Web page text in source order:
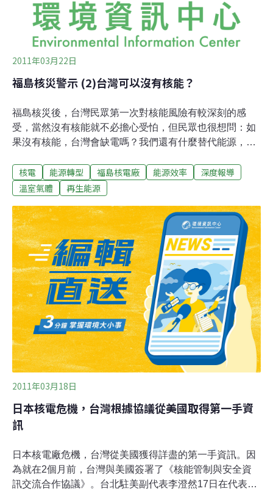
2011年03月22日
福島核災警示 (2)台灣可以沒有核能？
福島核災後，台灣民眾第一次對核能風險有較深刻的感
受，當然沒有核能就不必擔心受怕，但民眾也很想問：如
果沒有核能，台灣會缺電嗎？我們還有什麼替代能源，以
這點，過去官方、民間、不同學者也提出許多看法，但基
本上還停留在各說各話的階段。正好此時經濟部能源局提
這個時候透過公民參與把這些爭議好好辯論清楚，不但能
取得民意支持，也才能取得政策的正當性。如何經濟成長
又不缺電而依能源局統計，我國2009年能源供給13,806萬
公秉油當量，其中石油占51.82%、煤炭30.45%、天然氣
8.62%、核能8.72%。自產能源，包括再生能源、石油、
天然氣等只有87.5萬公秉油當量。在能源消費結構方面：
工業部門52.5%佔最大，其次運輸部門13.2%、住宅部門
11.6%、服務業11.5%。工業部門又以能源密集產業為
主，
核電 能源轉型 福島核電廠 能源效率
深度報導
溫室氣體
再生能源
2011年03月18日
日本核電危機，台灣根據協議從美國取得第一手資
訊
日本核電廠危機，台灣從美國獲得詳盡的第一手資訊。因
為就在2個月前，台灣與美國簽署了《核能管制與安全資
訊交流合作協議》。台北駐美副代表李澄然17日在代表處